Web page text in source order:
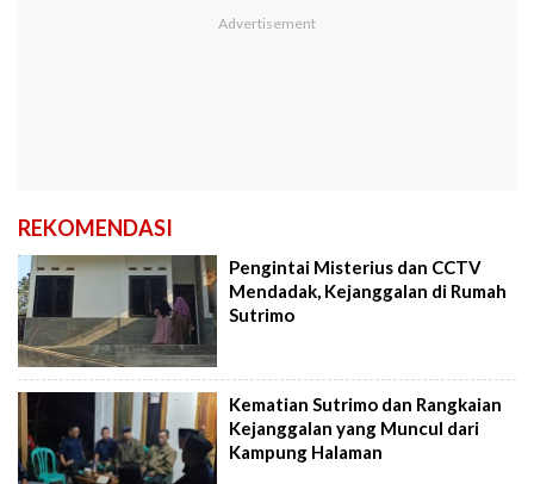
REKOMENDASI
Pengintai Misterius dan CCTV
Mendadak, Kejanggalan di Rumah
Sutrimo
Kematian Sutrimo dan Rangkaian
Kejanggalan yang Muncul dari
Kampung Halaman